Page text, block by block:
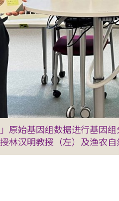
原始基因组数据进行基因
林汉明教授（左）及渔农自